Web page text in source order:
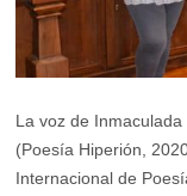
La voz de
(Poesía Hiperión,
Internacional de